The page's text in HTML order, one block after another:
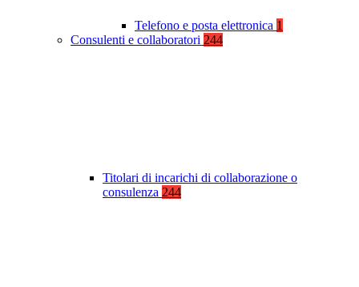
Telefono e posta elettronica 1
Consulenti e collaboratori 244
Titolari di incarichi di collaborazione o
consulenza 244